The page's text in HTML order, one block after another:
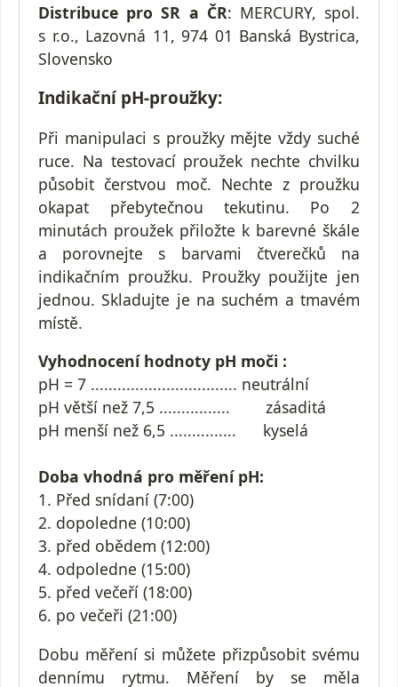
Distribuce pro SR a ČR: MERCURY, spol.
s r.o., Lazovná 11, 974 01 Banská Bystrica,
Slovensko
Indikační pH-proužky:
Při manipulaci s proužky mějte vždy suché
ruce. Na testovací proužek nechte chvilku
působit čerstvou moč. Nechte z proužku
okapat přebytečnou tekutinu. Po 2
minutách proužek přiložte k barevné škále
a porovnejte s barvami čtverečků na
indikačním proužku. Proužky použijte jen
jednou. Skladujte je na suchém a tmavém
místě.
Vyhodnocení hodnoty pH moči :
pH = 7 ................................. neutrální
pH větší než 7,5 ................ zásaditá
pH menší než 6,5 ............... kyselá
Doba vhodná pro měření pH:
1. Před snídaní (7:00)
2. dopoledne (10:00)
3. před obědem (12:00)
4. odpoledne (15:00)
5. před večeří (18:00)
6. po večeři (21:00)
Dobu měření si můžete přizpůsobit svému
dennímu rytmu. Měření by se měla